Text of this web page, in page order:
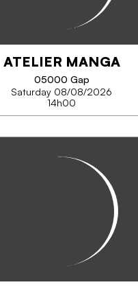
PHONE
ATELIER MANGA
05000 Gap
Saturday 08/08/2026
14h00
et grands pour dessiner dans